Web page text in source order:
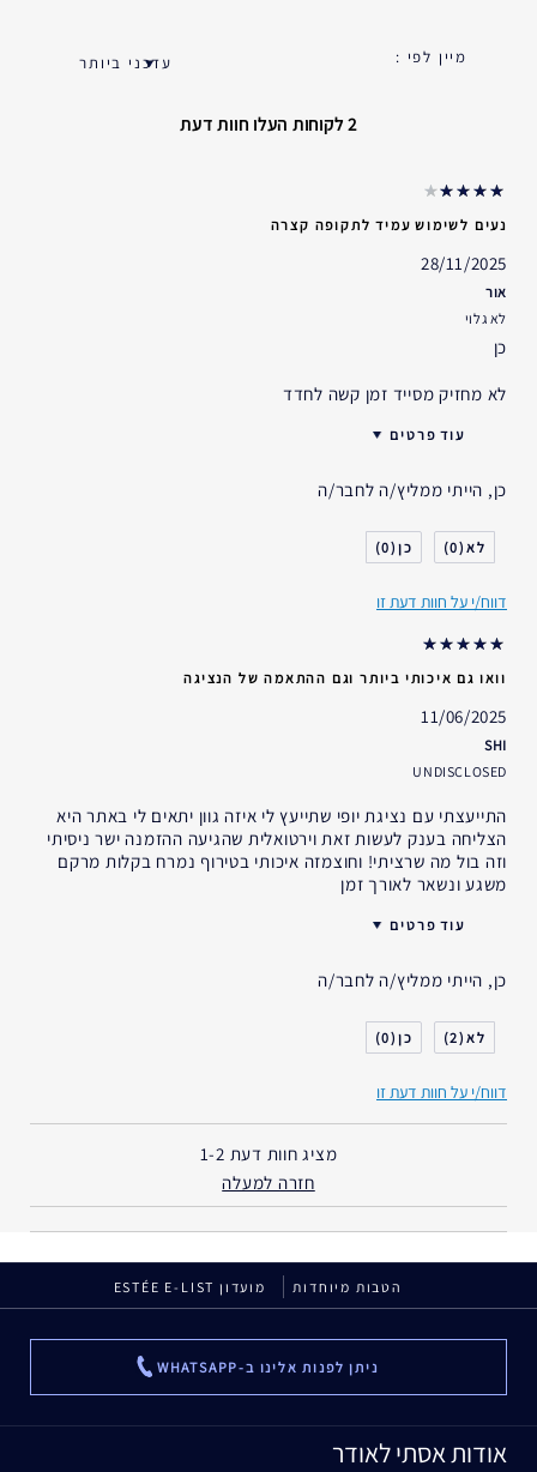
2 לקוחות העלו חוות דעת
נעים לשימוש עמיד לתקופה קצרה
28/11/2025
אור
לא גלוי
כן
לא מחזיק מסייד זמן קשה לחדד
עוד פרטים
סוג העור
דאגות העור
אני משתמש/ת באסתי לאודר
כן, הייתי ממליץ/ה לחבר/ה
0
0
דווח/י על חוות דעת זו
וואו גם איכותי ביותר וגם ההתאמה של הנציגה
11/06/2025
SHI
UNDISCLOSED
התייעצתי עם נציגת יופי שתייעץ לי איזה גוון יתאים לי באתר היא
הצליחה בענק לעשות זאת וירטואלית שהגיעה ההזמנה ישר ניסיתי
וזה בול מה שרציתי! וחוצמזה איכותי בטירוף נמרח בקלות מרקם
משגע ונשאר לאורך זמן
עוד פרטים
סוג העור
דאגות העור
אני משתמש/ת באסתי לאודר
כן, הייתי ממליץ/ה לחבר/ה
2
0
דווח/י על חוות דעת זו
מציג חוות דעת 1-2
חזרה למעלה
הטבות מיוחדות מועדון ESTÉE E-LIST
ניתן לפנות אלינו ב-WHATSAPP ...
אודות אסתי לאודר